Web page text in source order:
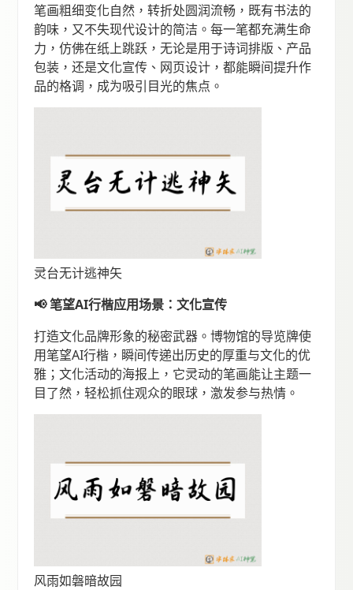
笔画粗细变化自然，转折处圆润流畅，既有书法的
韵味，又不失现代设计的简洁。每一笔都充满生命
力，仿佛在纸上跳跃，无论是用于诗词排版、产品
包装，还是文化宣传、网页设计，都能瞬间提升作
品的格调，成为吸引目光的焦点。
灵台无计逃神矢
📢 笔望AI行楷应用场景：文化宣传
打造文化品牌形象的秘密武器。博物馆的导览牌使
用笔望AI行楷，瞬间传递出历史的厚重与文化的优
雅；文化活动的海报上，它灵动的笔画能让主题一
目了然，轻松抓住观众的眼球，激发参与热情。
风雨如磐暗故园